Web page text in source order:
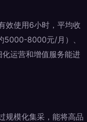
效使用6小时，平均收
5000-8000元/月）、
运营和增值服务能进
规模化集采，能将高品